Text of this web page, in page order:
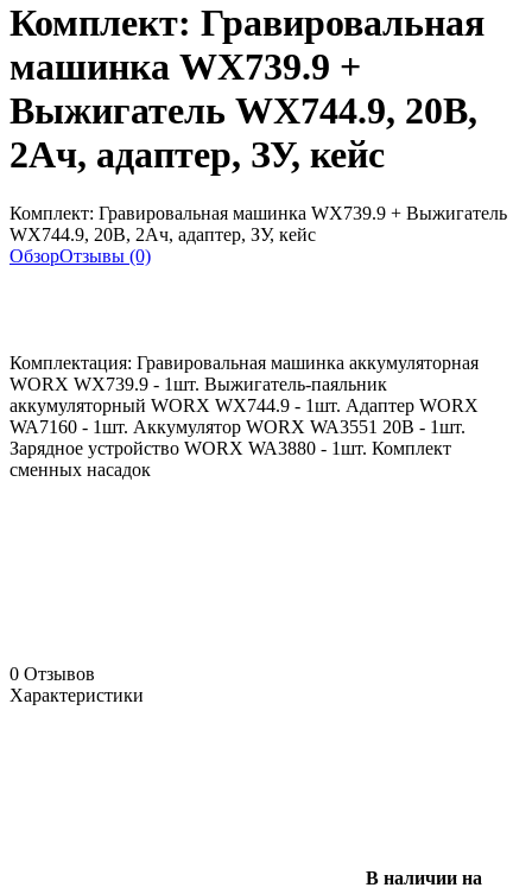
Комплект: Гравировальная
машинка WX739.9 +
Выжигатель WX744.9, 20В,
2Ач, адаптер, ЗУ, кейс
Комплект: Гравировальная машинка WX739.9 + Выжигатель
WX744.9, 20В, 2Ач, адаптер, ЗУ, кейс
ОбзорОтзывы (0)
Комплектация: Гравировальная машинка аккумуляторная
WORX WX739.9 - 1шт. Выжигатель-паяльник
аккумуляторный WORX WX744.9 - 1шт. Адаптер WORX
WA7160 - 1шт. Аккумулятор WORX WA3551 20В - 1шт.
Зарядное устройство WORX WA3880 - 1шт. Комплект
сменных насадок
0 Отзывов
Характеристики
В наличии на